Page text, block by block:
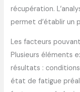
récupération.
permet d’établir un
Les facteurs
Plusieurs éléments
résultats :
état de fatigue